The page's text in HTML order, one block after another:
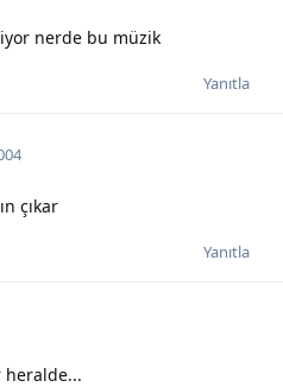
nerde bu müzik
Yanıtla
çıkar
Yanıtla